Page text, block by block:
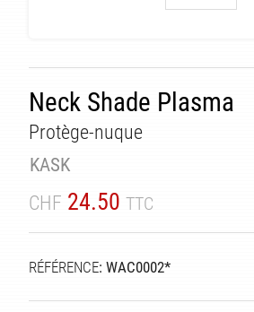
Neck Shade Plasma
Protège-nuque
KASK
CHF 24.50 TTC
RÉFÉRENCE: WAC0002*